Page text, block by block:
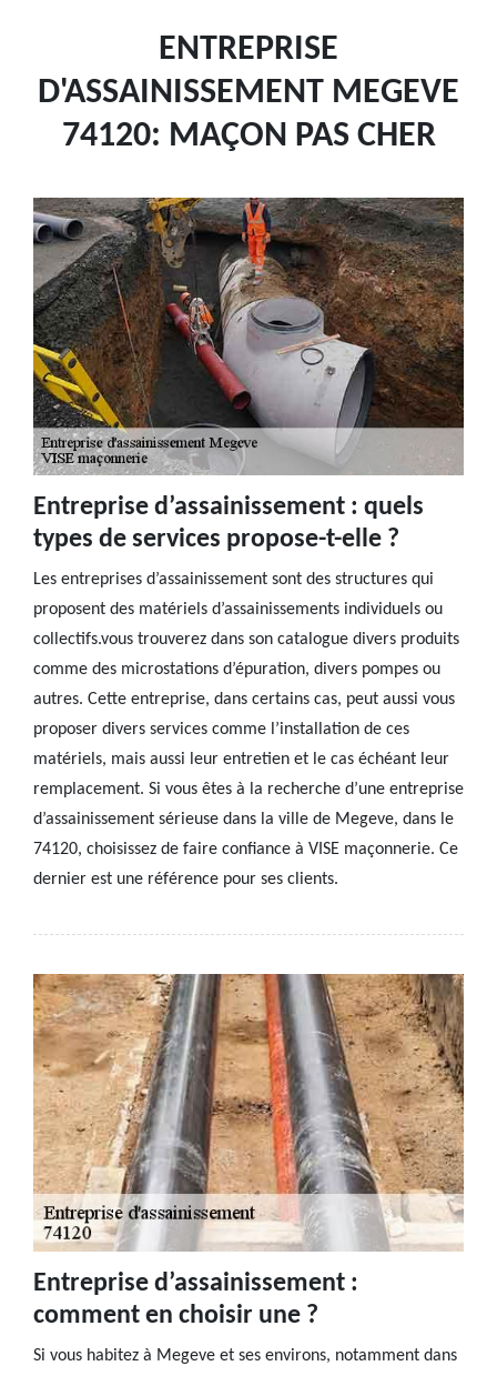
ENTREPRISE
D'ASSAINISSEMENT MEGEVE
74120: MAÇON PAS CHER
Entreprise d’assainissement : quels
types de services propose-t-elle ?
Les entreprises d’assainissement sont des structures qui
proposent des matériels d’assainissements individuels ou
collectifs.vous trouverez dans son catalogue divers produits
comme des microstations d’épuration, divers pompes ou
autres. Cette entreprise, dans certains cas, peut aussi vous
proposer divers services comme l’installation de ces
matériels, mais aussi leur entretien et le cas échéant leur
remplacement. Si vous êtes à la recherche d’une entreprise
d’assainissement sérieuse dans la ville de Megeve, dans le
74120, choisissez de faire confiance à VISE maçonnerie. Ce
dernier est une référence pour ses clients.
Entreprise d’assainissement :
comment en choisir une ?
Si vous habitez à Megeve et ses environs, notamment dans